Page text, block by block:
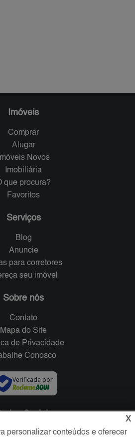
Imóveis
Comprar
Alugar
Imóveis Novos
Imobiliária
que procura?
Favoritos
Serviços
Blog
Anuncie
para corretores
seu imóvel
Sobre nós
Contato
Mapa do Site
de Privacidade
Conosco
Verificada por
Sociais
X
personalizar conteúdos e oferecer